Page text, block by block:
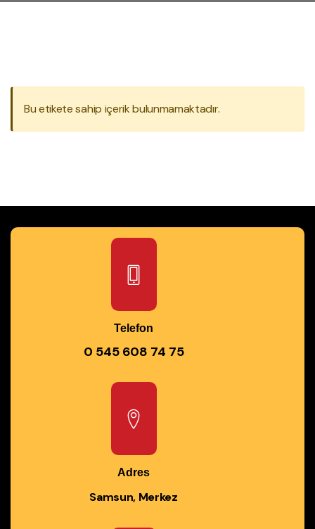
Bu etikete sahip içerik bulunmamaktadır.
Telefon
0 545 608 74 75
Adres
Samsun, Merkez